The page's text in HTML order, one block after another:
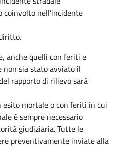
nell’incidente
anche quelli con feriti e
non sia stato avviato il
rapporto di rilievo sarà
esito mortale o con feriti in cui
è sempre necessario
giudiziaria. Tutte le
preventivamente inviate alla